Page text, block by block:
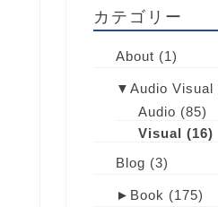
カテゴリー
About (1)
▼ Audio Visual
Audio (85)
Visual (16)
Blog (3)
► Book (175)